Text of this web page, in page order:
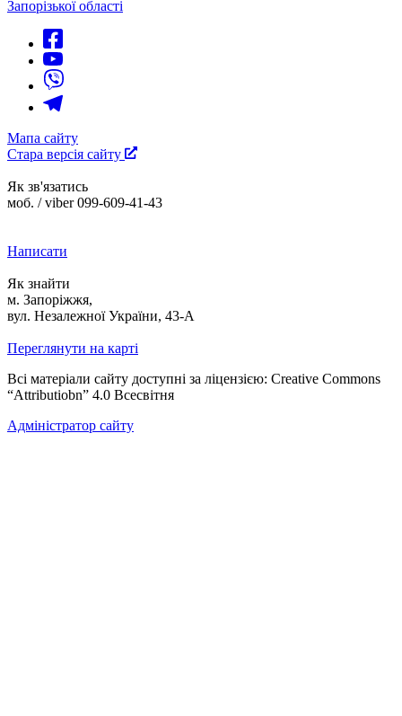
Запорізької області
Мапа сайту
Стара версія сайту
Як зв'язатись
моб. / viber 099-609-41-43
Написати
Як знайти
м. Запоріжжя,
вул. Незалежної України, 43-А
Переглянути на карті
Всі матеріали сайту доступні за ліцензією: Creative Commons
“Attributiobn” 4.0 Всесвітня
Адміністратор сайту